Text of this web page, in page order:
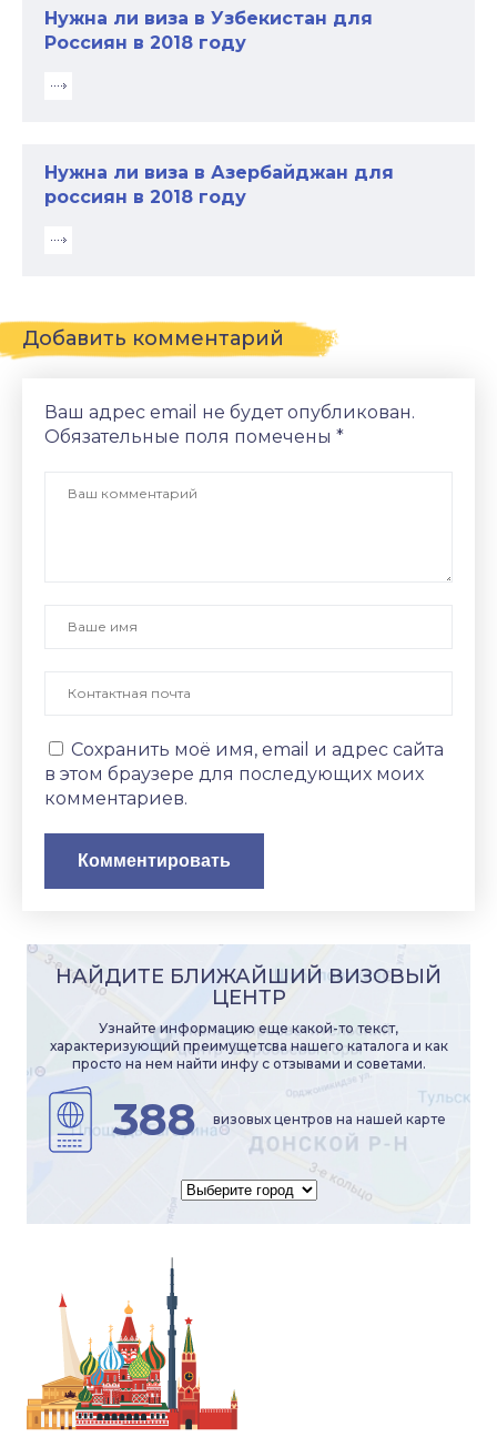
Нужна ли виза в Узбекистан для
Россиян в 2018 году
Нужна ли виза в Азербайджан для
россиян в 2018 году
Добавить комментарий
Ваш адрес email не будет опубликован.
Обязательные поля помечены *
Сохранить моё имя, email и адрес сайта
в этом браузере для последующих моих
комментариев.
НАЙДИТЕ БЛИЖАЙШИЙ ВИЗОВЫЙ
ЦЕНТР
Узнайте информацию еще какой-то текст,
характеризующий преимущетсва нашего каталога и как
просто на нем найти инфу с отзывами и советами.
388 визовых центров на нашей карте